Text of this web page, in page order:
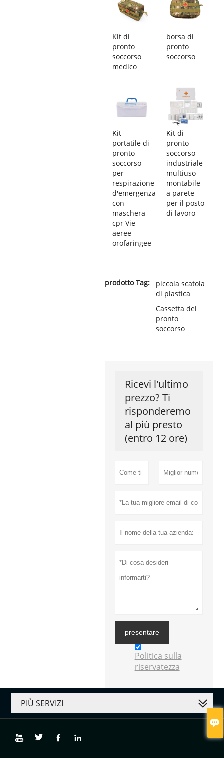

Kit di
pronto
soccorso
medico
borsa di
pronto
soccorso
Kit
portatile di
pronto
soccorso
per
respirazione
d'emergenza
con
maschera
cpr Vie
aeree
orofaringee
Kit di
pronto
soccorso
industriale
multiuso
montabile
a parete
per il posto
di lavoro
prodotto Tag:
piccola scatola
di plastica
Cassetta del
pronto
soccorso
Ricevi l'ultimo
prezzo? Ti
risponderemo
al più presto
(entro 12 ore)
presentare
Politica sulla
riservatezza
PIÙ SERVIZI
   
Copyright di © Gauke Healthcare Co., Ltd.